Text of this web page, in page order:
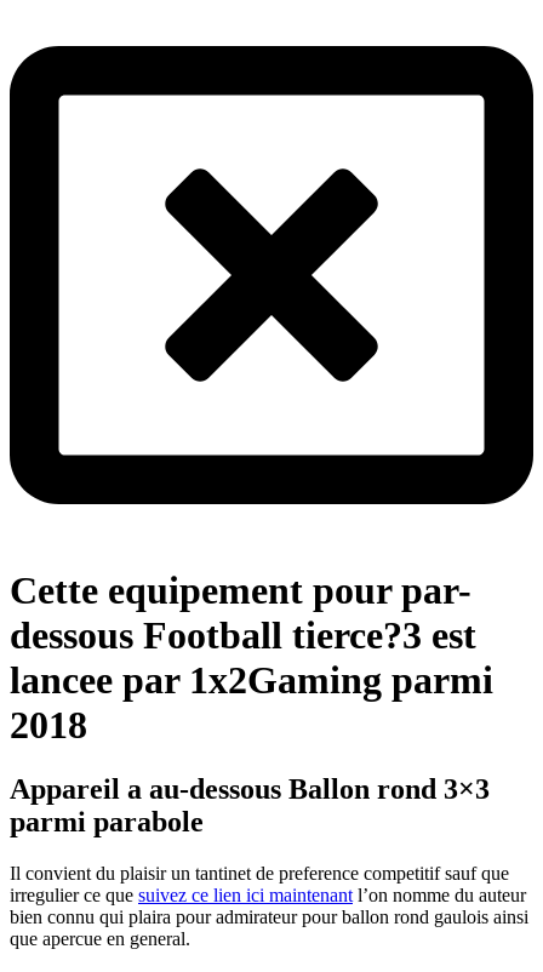
Cette equipement pour par-
dessous Football tierce?3 est
lancee par 1x2Gaming parmi
2018
Appareil a au-dessous Ballon rond 3×3
parmi parabole
Il convient du plaisir un tantinet de preference competitif sauf que
irregulier ce que suivez ce lien ici maintenant l’on nomme du auteur
bien connu qui plaira pour admirateur pour ballon rond gaulois ainsi
que apercue en general.